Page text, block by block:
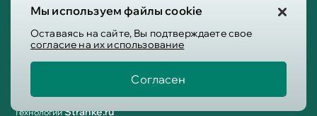
Мы используем файлы cookie
Оставаясь на сайте, Вы подтверждаете свое
согласие на их использование
Согласен
Сб-вс: 10:00 - 19:00
Info@victoria-mebel.ru
Пользовательское соглашение
ТехнологииStranke.ru